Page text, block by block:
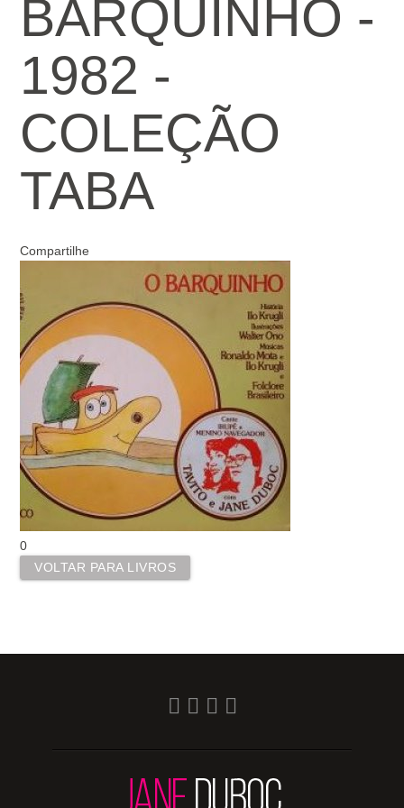
BARQUINHO -
1982 -
COLEÇÃO
TABA
Compartilhe
0
VOLTAR PARA LIVROS